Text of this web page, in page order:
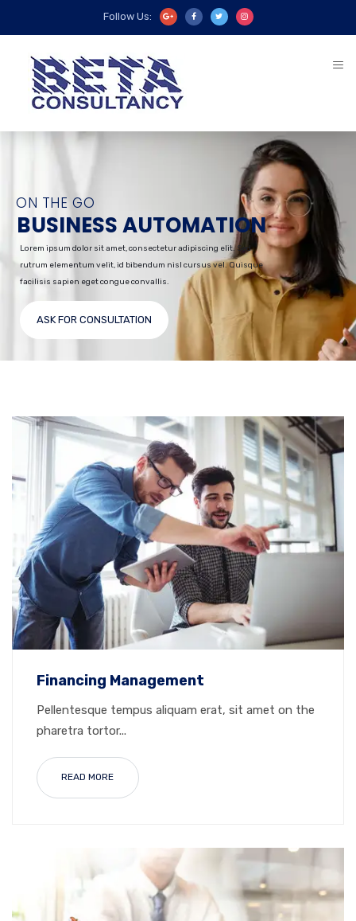
Follow Us:
ASK FOR CONSULTATION
Lorem ipsum dolor sit amet, consectetur adipiscing elit. Sed
rutrum elementum velit, id bibendum nisl cursus vel. Quisque
facilisis sapien eget congue convallis.
BUSINESS AUTOMATION
ON THE GO
Financing Management
Pellentesque tempus aliquam erat, sit amet on the
pharetra tortor...
READ MORE